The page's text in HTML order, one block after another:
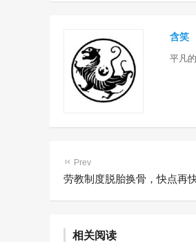
含笑
平凡
Prev
劳教制度脱胎换骨，快点再
相关阅读